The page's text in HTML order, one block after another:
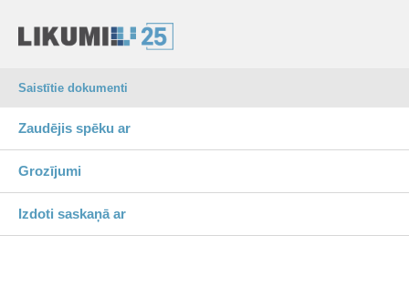
Saistītie dokumenti
Zaudējis spēku ar
Grozījumi
Izdoti saskaņā ar